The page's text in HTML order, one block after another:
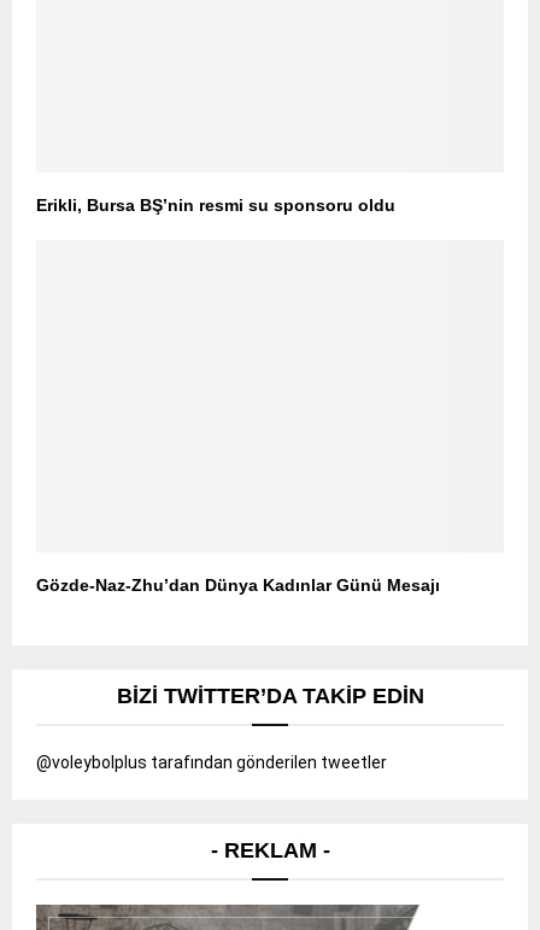
Erikli, Bursa BŞ’nin resmi su sponsoru oldu
Gözde-Naz-Zhu’dan Dünya Kadınlar Günü Mesajı
BIZI TWITTER’DA TAKIP EDIN
@voleybolplus tarafından gönderilen tweetler
- REKLAM -